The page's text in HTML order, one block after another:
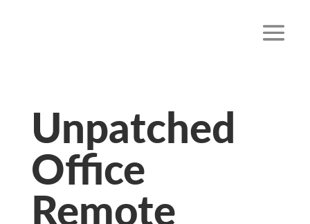
Unpatched
Office
Remote